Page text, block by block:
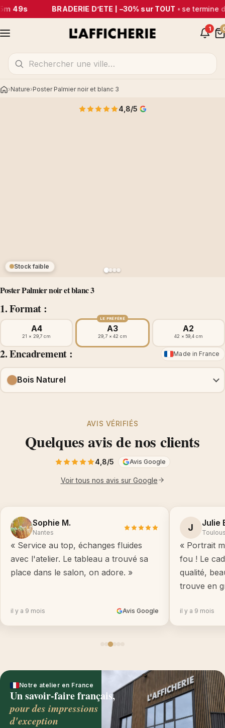
49s BRADERIE D’ÉTÉ | –30% sur TOUT• se termine
1
AccueilNature Poster Palmier noir et blanc 3
Poster Palmier noir et blanc 3
1. Format :
Stock faible
4,8/5
A4
21 × 29,7 cm
LE PRÉFÉRÉ
A3
29,7 × 42 cm
A2
42 × 59,4 cm
2. Encadrement : Made in France
Bois Naturel
AVIS VÉRIFIÉS
Quelques avis de nos clients
4,8/5 Avis Google
Voir tous nos avis sur Google
Sophie M.
Nantes
« Service au top, échanges fluides
avec l'atelier. Le tableau a trouvé sa
place dans le salon, on adore. »
il y a 9 mois Avis Google
J Julie
« Portrait
fou ! Le
qualité,
trouve en
il y a 9 mois
Notre atelier en France
Un savoir-faire français,
pour des impressions
d'exception